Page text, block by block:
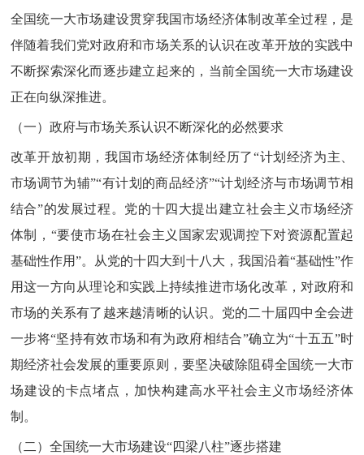
全国统一大市场建设贯穿我国市场经济体制改革全过程，是
伴随着我们党对政府和市场关系的认识在改革开放的实践中
不断探索深化而逐步建立起来的，当前全国统一大市场建设
正在向纵深推进。
（一）政府与市场关系认识不断深化的必然要求
改革开放初期，我国市场经济体制经历了“计划经济为主、
市场调节为辅”“有计划的商品经济”“计划经济与市场调节相
结合”的发展过程。党的十四大提出建立社会主义市场经济
体制，“要使市场在社会主义国家宏观调控下对资源配置起
基础性作用”。从党的十四大到十八大，我国沿着“基础性”作
用这一方向从理论和实践上持续推进市场化改革，对政府和
市场的关系有了越来越清晰的认识。党的二十届四中全会进
一步将“坚持有效市场和有为政府相结合”确立为“十五五”时
期经济社会发展的重要原则，要坚决破除阻碍全国统一大市
场建设的卡点堵点，加快构建高水平社会主义市场经济体
制。
（二）全国统一大市场建设“四梁八柱”逐步搭建